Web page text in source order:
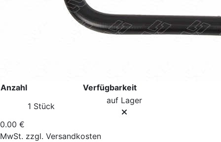
Anzahl
Verfügbarkeit
1 Stück
auf Lager
0.00 €
MwSt. zzgl. Versandkosten